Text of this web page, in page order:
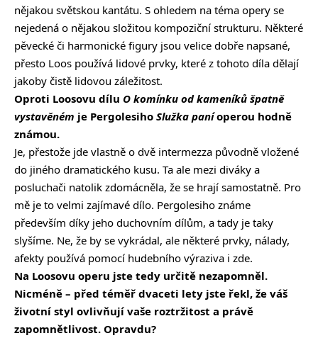
nějakou světskou kantátu. S ohledem na téma opery se
nejedená o nějakou složitou kompoziční strukturu. Některé
pěvecké či harmonické figury jsou velice dobře napsané,
přesto Loos používá lidové prvky, které z tohoto díla dělají
jakoby čistě lidovou záležitost.
Oproti Loosovu dílu O komínku od kameníků špatně
vystavěném je Pergolesiho Služka paníoperou hodně
známou.
Je, přestože jde vlastně o dvě intermezza původně vložené
do jiného dramatického kusu. Ta ale mezi diváky a
posluchači natolik zdomácněla, že se hrají samostatně. Pro
mě je to velmi zajímavé dílo. Pergolesiho známe
především díky jeho duchovním dílům, a tady je taky
slyšíme. Ne, že by se vykrádal, ale některé prvky, nálady,
afekty používá pomocí hudebního výraziva i zde.
Na Loosovu operu jste tedy určitě nezapomněl.
Nicméně – před téměř dvaceti lety jste řekl, že váš
životní styl ovlivňují vaše roztržitost a právě
zapomnětlivost. Opravdu?